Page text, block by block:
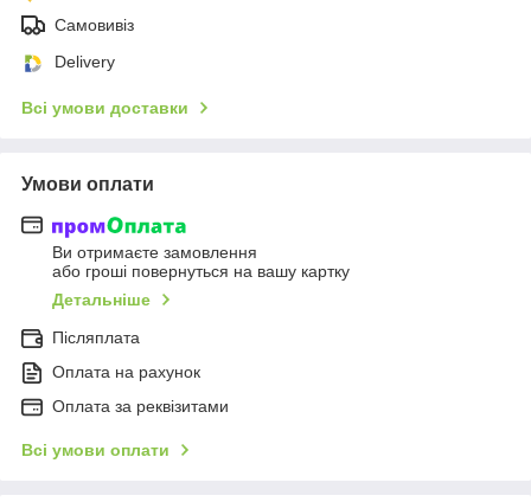
Самовивіз
Delivery
Всі умови доставки
Умови оплати
Ви отримаєте замовлення
або гроші повернуться на вашу картку
Детальніше
Післяплата
Оплата на рахунок
Оплата за реквізитами
Всі умови оплати